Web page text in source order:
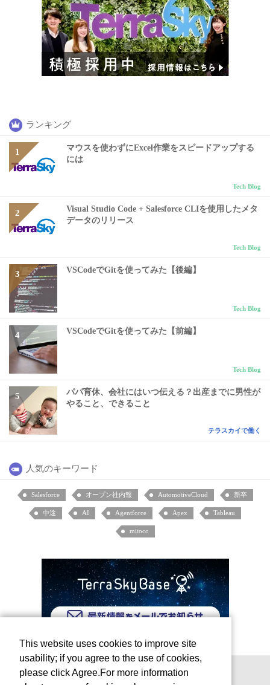
ランキング
マウスを使わずにExcel作業をスピードアップする
には
Tech Blog
Visual Studio Code + Salesforce CLIを使用したメタ
データのリリース
Tech Blog
VSCodeでGitを使ってみた【後編】
Tech Blog
VSCodeでGitを使ってみた【前編】
Tech Blog
パパ育休、会社にはいつ伝える？出産までに男性が
やること、できること
テラスカイで働く
人気のキーワード
Salesforce オープン社内報 AutomotiveCloud 新卒
中途 AI Agentforce Apex Tableau
mitoco
This website uses cookies to improve site
usability; if you agree to the use of cookies,
please click Agree.For more information